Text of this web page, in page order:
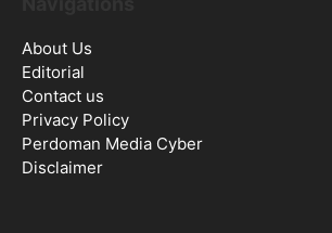
About Us
Editorial
Contact us
Privacy Policy
Perdoman Media Cyber
Disclaimer